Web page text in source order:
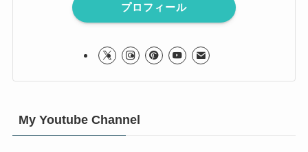
プロフィール
My Youtube Channel